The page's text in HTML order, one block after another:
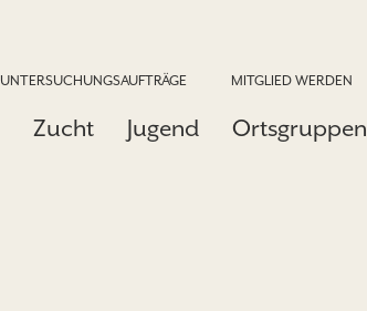
UNTERSUCHUNGSAUFTRÄGE MITGLIED WERDEN
Zucht Jugend Ortsgruppen